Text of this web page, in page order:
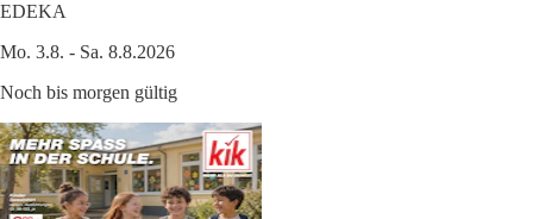
EDEKA
Mo. 3.8. - Sa. 8.8.2026
Noch bis morgen gültig